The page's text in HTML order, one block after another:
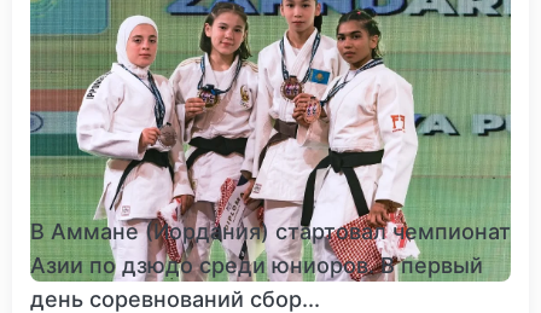
В Аммане (Иордания) стартовал чемпионат
Азии по дзюдо среди юниоров. В первый
день соревнований сбор...